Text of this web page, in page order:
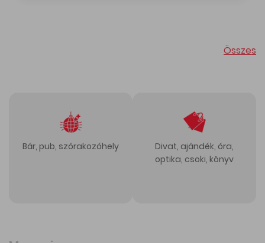
Összes
Bár, pub, szórakozóhely
Bár, pub, szórakozóhely
Divat, ajándék, óra,
optika, csoki, könyv